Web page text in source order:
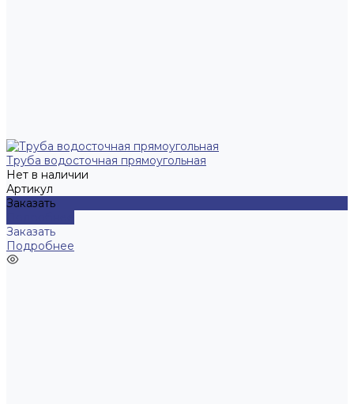
Труба водосточная прямоугольная
Нет в наличии
Артикул
Заказать
Заказать
Подробнее